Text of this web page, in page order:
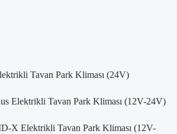
Tavan Park Kliması (24V)
Elektrikli Tavan Park Kliması (12V-24V)
X Elektrikli Tavan Park Kliması (12V-